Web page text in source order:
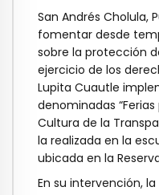
San Andrés Cholula,
fomentar desde
sobre la protección
ejercicio de los
Lupita Cuautle
denominadas
Cultura de la
la realizada en la
ubicada en la
En su intervención,